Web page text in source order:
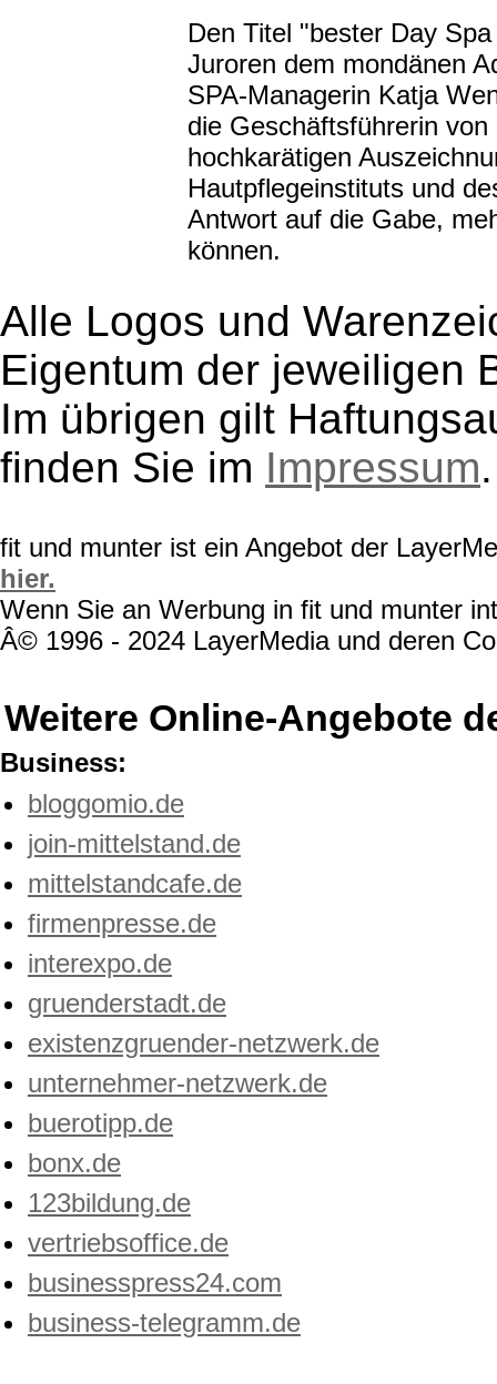
Den Titel "bester Day
Juroren dem mondänen
SPA-Managerin Katja
die Geschäftsführerin
hochkarätigen
Hautpflegeinstituts und
Antwort auf die Gabe,
können.
Alle Logos und
Eigentum der jeweiligen
Im übrigen gilt
finden Sie im Impressum.
fit und munter ist ein Angebot der
hier.
Wenn Sie an Werbung in fit und munter
Â© 1996 - 2024 LayerMedia und deren
Weitere Online-Angebote
Business:
bloggomio.de
join-mittelstand.de
mittelstandcafe.de
firmenpresse.de
interexpo.de
gruenderstadt.de
existenzgruender-netzwerk.de
unternehmer-netzwerk.de
buerotipp.de
bonx.de
123bildung.de
vertriebsoffice.de
businesspress24.com
business-telegramm.de